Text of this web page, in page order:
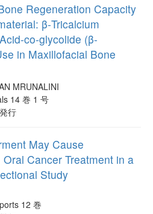
Regeneration Capacity
β-Tricalcium
co-glycolide (β-
in Maxillofacial Bone
MRUNALINI
14 巻 1 号
行
May Cause
Cancer Treatment in a
Study
12 巻